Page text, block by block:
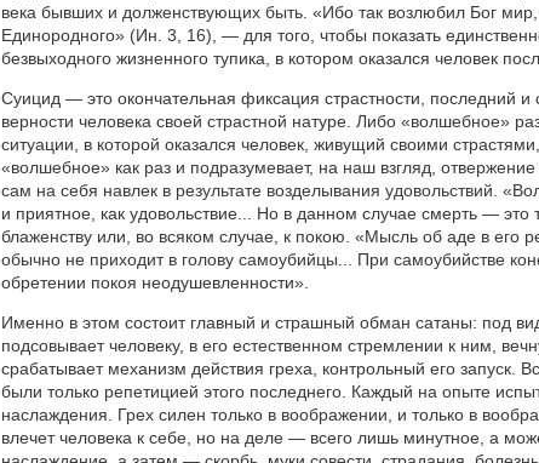
века бывших и долженствующих быть. «Ибо так возлюбил Бог
Единородного» (Ин. 3, 16), — для того, чтобы показать
безвыходного жизненного тупика, в котором оказался человек
Суицид — это окончательная фиксация страстности, последний
верности человека своей страстной натуре. Либо «волшебное»
ситуации, в которой оказался человек, живущий своими
«волшебное» как раз и подразумевает, на наш взгляд,
сам на себя навлек в результате возделывания удовольствий.
и приятное, как удовольствие... Но в данном случае смерть — это
блаженству или, во всяком случае, к покою. «Мысль об аде в его
обычно не приходит в голову самоубийцы... При самоубийстве
обретении покоя неодушевленности».
Именно в этом состоит главный и страшный обман сатаны: под
подсовывает человеку, в его естественном стремлении к ним,
срабатывает механизм действия греха, контрольный его запуск.
были только репетицией этого последнего. Каждый на опыте
наслаждения. Грех силен только в воображении, и только в
влечет человека к себе, но на деле — всего лишь минутное, а